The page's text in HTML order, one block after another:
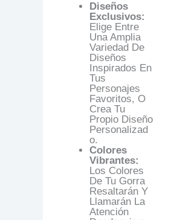
Diseños
Exclusivos:
Elige Entre
Una Amplia
Variedad De
Diseños
Inspirados En
Tus
Personajes
Favoritos, O
Crea Tu
Propio Diseño
Personalizad
O.
Colores
Vibrantes:
Los Colores
De Tu Gorra
Resaltarán Y
Llamarán La
Atención